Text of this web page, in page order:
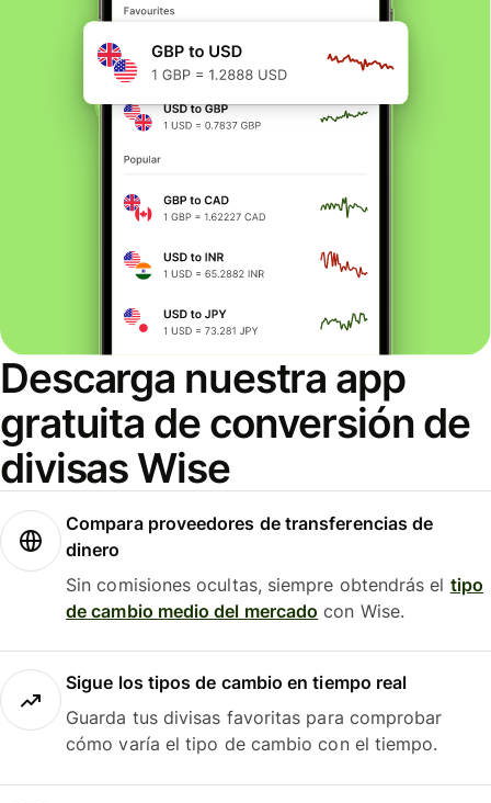
Descarga nuestra app
gratuita de conversión de
divisas Wise
Compara proveedores de transferencias de
dinero
Sin comisiones ocultas, siempre obtendrás el tipo
de cambio medio del mercado con Wise.
Sigue los tipos de cambio en tiempo real
Guarda tus divisas favoritas para comprobar
cómo varía el tipo de cambio con el tiempo.